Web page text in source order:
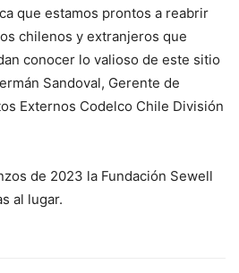
que estamos prontos a reabrir
chilenos y extranjeros que
conocer lo valioso de este sitio
Sandoval, Gerente de
Externos Codelco Chile División
de 2023 la Fundación Sewell
al lugar.